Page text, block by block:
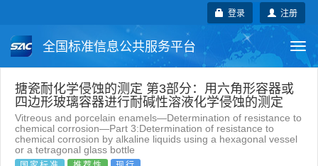
注册
登录
全国标准信息公共服务平台
国家标准 行业标准 地方标准
团体标准 企业标准 国际标准
国外标准 技术委员会
搪瓷耐化学侵蚀的测定 第3部分：用六角形容器或
四边形玻璃容器进行耐碱性溶液化学侵蚀的测定
Vitreous and porcelain enamels—Determination of resistance to
chemical corrosion—Part 3:Determination of resistance to
chemical corrosion by alkaline liquids using a hexagonal vessel
or a tetragonal glass bottle